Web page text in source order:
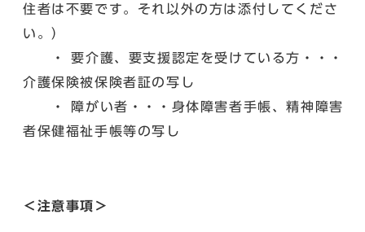
住者は不要です。それ以外の方は添付してくださ
い。）
・ 要介護、要支援認定を受けている方・・・
介護保険被保険者証の写し
・ 障がい者・・・身体障害者手帳、精神障害
者保健福祉手帳等の写し
＜注意事項＞